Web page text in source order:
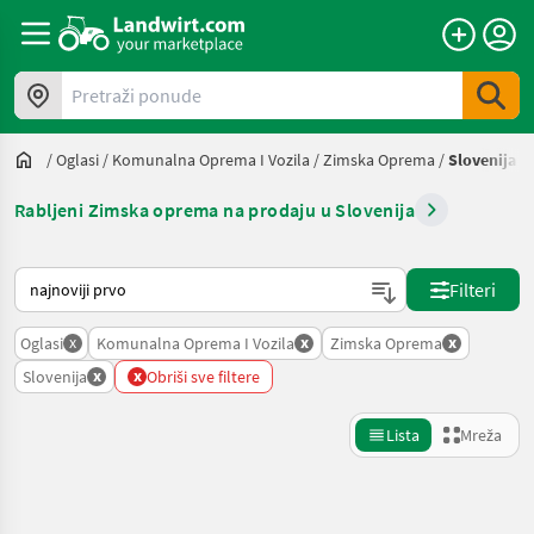
Pretraži ponude
/Oglasi / Komunalna Oprema I Vozila /Zimska Oprema /Slovenija
Rabljeni Zimska oprema na prodaju u Slovenija
Način na koji sortira Landwirt.com
Filteri
Oglasi x Komunalna Oprema I Vozila x Zimska Oprema x
Slovenija x x Obriši sve filtere
Lista Mreža